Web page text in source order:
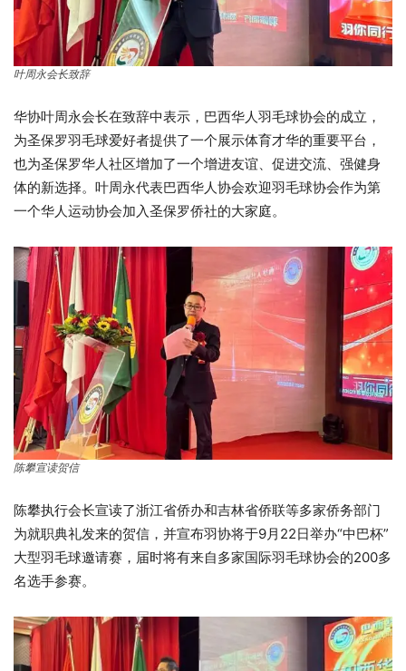
叶周永会长致辞
华协叶周永会长在致辞中表示，巴西华人羽毛球协会的成立，
为圣保罗羽毛球爱好者提供了一个展示体育才华的重要平台，
也为圣保罗华人社区增加了一个增进友谊、促进交流、强健身
体的新选择。叶周永代表巴西华人协会欢迎羽毛球协会作为第
一个华人运动协会加入圣保罗侨社的大家庭。
陈攀宣读贺信
陈攀执行会长宣读了浙江省侨办和吉林省侨联等多家侨务部门
为就职典礼发来的贺信，并宣布羽协将于9月22日举办“中巴杯”
大型羽毛球邀请赛，届时将有来自多家国际羽毛球协会的200多
名选手参赛。